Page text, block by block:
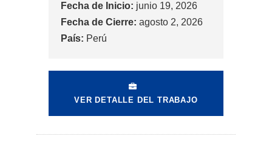
Fecha de Inicio: junio 19, 2026
Fecha de Cierre: agosto 2, 2026
País: Perú
VER DETALLE DEL TRABAJO